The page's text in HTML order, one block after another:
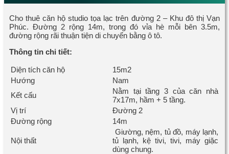
Cho thuê căn hộ studio tọa lạc trên đường 2 – Khu đô thị Vạn
Phúc. Đường 2 rộng 14m, trong đó vỉa hè mỗi bên 3.5m,
đường rộng rãi thuận tiện di chuyển bằng ô tô.
Thông tin chi tiết:
Diện tích căn hộ
15m2
Hướng
Nam
Kết cấu
Nằm tại tầng 3 của căn nhà
7x17m, hầm + 5 tầng.
Vị trí
Đường 2
Đường rộng
14m
Nội thất
Giường, nệm, tủ đồ, máy lạnh,
tủ lạnh, kệ tivi, tivi, máy giặc
dùng chung.